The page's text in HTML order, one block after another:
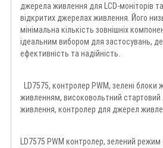
джерела живлення для LCD-моніторів
відкритих джерелах живлення. Його
мінімальна кількість зовнішніх
ідеальним вибором для застосувань,
ефективність та надійність.
LD7575, контролер PWM, зелені блоки
живленням, високовольтний стартовий
живлення, контролер для джерел
LD7575 PWM контролер, зелений